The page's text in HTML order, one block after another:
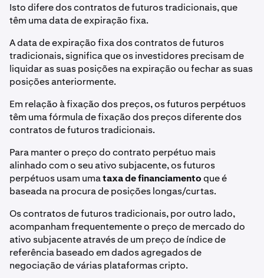
Isto difere dos contratos de futuros tradicionais, que
têm uma data de expiração fixa.
A data de expiração fixa dos contratos de futuros
tradicionais, significa que os investidores precisam de
liquidar as suas posições na expiração ou fechar as suas
posições anteriormente.
Em relação à fixação dos preços, os futuros perpétuos
têm uma fórmula de fixação dos preços diferente dos
contratos de futuros tradicionais.
Para manter o preço do contrato perpétuo mais
alinhado com o seu ativo subjacente, os futuros
perpétuos usam umataxa de financiamentoque é
baseada na procura de posições longas/curtas.
Os contratos de futuros tradicionais, por outro lado,
acompanham frequentemente o preço de mercado do
ativo subjacente através de um preço de índice de
referência baseado em dados agregados de
negociação de várias plataformas cripto.